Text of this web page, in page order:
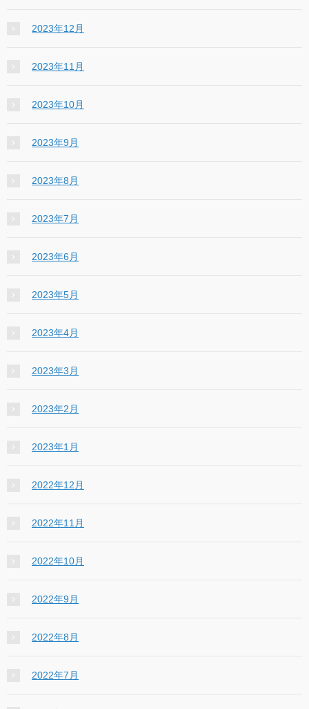
2023年12月
2023年11月
2023年10月
2023年9月
2023年8月
2023年7月
2023年6月
2023年5月
2023年4月
2023年3月
2023年2月
2023年1月
2022年12月
2022年11月
2022年10月
2022年9月
2022年8月
2022年7月